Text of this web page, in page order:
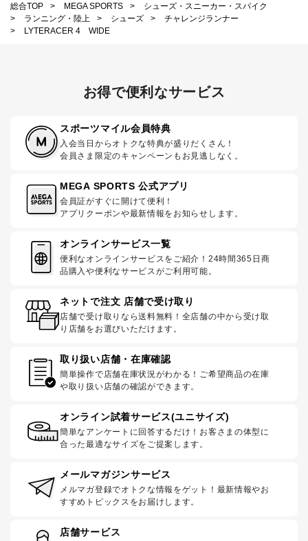
総合TOP
> MEGA SPORTS >
シューズ・スニーカー・スパイク
>
ランニング・陸上 > シューズ >
チャレンジランナー
>
LYTERACER 4 WIDE
お得で便利なサービス
スポーツマイル会員特典
入会当日からオトクな特典が盛りだくさん！
会員さま限定のキャンペーンもお見逃しなく。
MEGA SPORTS 公式アプリ
会員証がすぐに開けて便利！
アプリクーポンや最新情報をお知らせします。
オンラインサービス一覧
便利なオンラインサービスをご紹介！24時間365日商
品購入や便利なサービスがご利用可能。
ネットで注文 店舗で受け取り
店舗で受け取りなら送料無料！全店舗の中から受け取
り店舗をお選びいただけます。
取り扱い店舗・在庫確認
簡単操作で店舗在庫状況がわかる！ご希望商品の在庫
や取り扱い店舗の確認ができます。
オンライン試着サービス(ユニサイズ)
簡単なアンケートに回答するだけ！お客さまの体型に
合った最適なサイズをご提案します。
メールマガジンサービス
メルマガ登録でオトクな情報をゲット！最新情報やお
すすめトピックスをお届けします。
店舗サービス